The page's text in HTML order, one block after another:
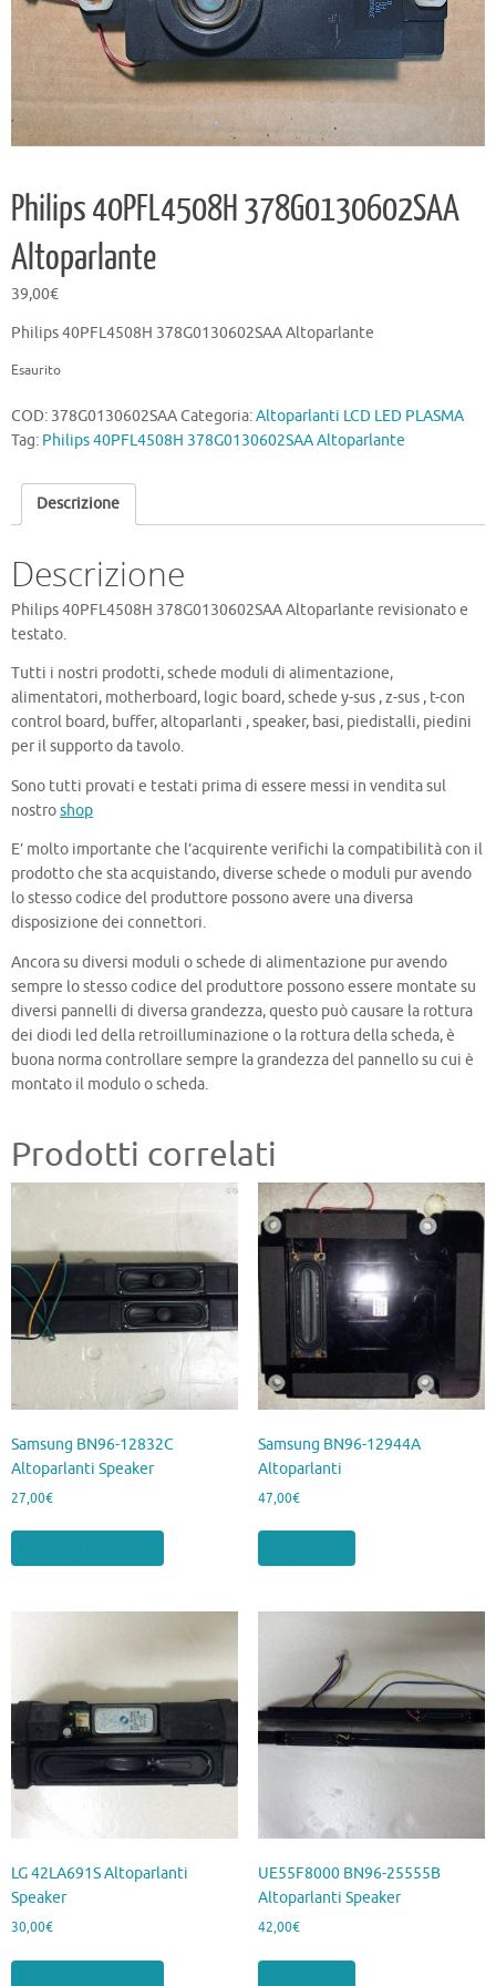
Philips 40PFL4508H 378G0130602SAA
Altoparlante
39,00€
Philips 40PFL4508H 378G0130602SAA Altoparlante
Esaurito
COD: 378G0130602SAACategoria:Altoparlanti LCD LED PLASMA
Tag: Philips 40PFL4508H 378G0130602SAA Altoparlante
Descrizione
Descrizione
Philips 40PFL4508H 378G0130602SAA Altoparlante revisionato e
testato.
Tutti i nostri prodotti, schede moduli di alimentazione,
alimentatori, motherboard, logic board, schede y-sus , z-sus , t-con
control board, buffer, altoparlanti , speaker, basi, piedistalli, piedini
per il supporto da tavolo.
Sono tutti provati e testati prima di essere messi in vendita sul
nostroshop
E’ molto importante che l’acquirente verifichi la compatibilità con il
prodotto che sta acquistando, diverse schede o moduli pur avendo
lo stesso codice del produttore possono avere una diversa
disposizione dei connettori.
Ancora su diversi moduli o schede di alimentazione pur avendo
sempre lo stesso codice del produttore possono essere montate su
diversi pannelli di diversa grandezza, questo può causare la rottura
dei diodi led della retroilluminazione o la rottura della scheda, è
buona norma controllare sempre la grandezza del pannello su cui è
montato il modulo o scheda.
Prodotti correlati
Samsung BN96-12832C
Altoparlanti Speaker
27,00€
Samsung BN96-12944A
Altoparlanti
47,00€
LG 42LA691S Altoparlanti
Speaker
30,00€
UE55F8000 BN96-25555B
Altoparlanti Speaker
42,00€